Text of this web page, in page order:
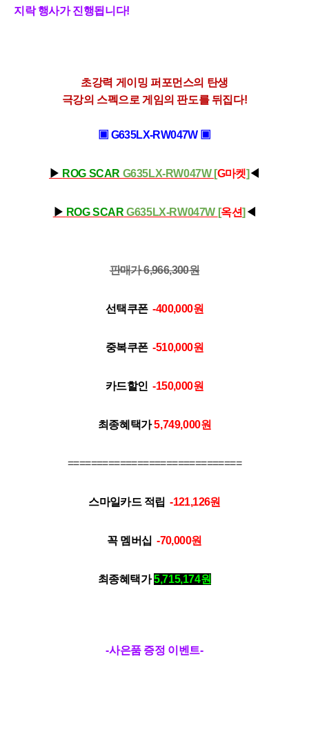
지락 행사가 진행됩니다!
초강력 게이밍 퍼포먼스의 탄생
극강의 스펙으로 게임의 판도를 뒤집다!
▣ G635LX-RW047W▣
▶ ROG SCAR G635LX-RW047W [G마켓] ◀
▶ ROG SCAR G635LX-RW047W [옥션] ◀
판매가 6,966,300원
선택쿠폰 -400,000원
중복쿠폰 -510,000원
카드할인 -150,000원
최종혜택가5,749,000원
==============================
스마일카드 적립 -121,126원
꼭 멤버십 -70,000원
최종혜택가 5,715,174원
-사은품 증정 이벤트-